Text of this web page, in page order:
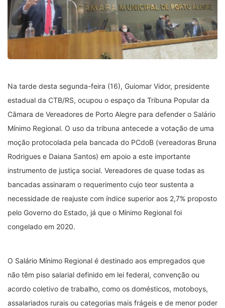
Na tarde desta segunda-feira (16), Guiomar Vidor, presidente
estadual da CTB/RS, ocupou o espaço da Tribuna Popular da
Câmara de Vereadores de Porto Alegre para defender o Salário
Mínimo Regional. O uso da tribuna antecede a votação de uma
moção protocolada pela bancada do PCdoB (vereadoras Bruna
Rodrigues e Daiana Santos) em apoio a este importante
instrumento de justiça social. Vereadores de quase todas as
bancadas assinaram o requerimento cujo teor sustenta a
necessidade de reajuste com índice superior aos 2,7% proposto
pelo Governo do Estado, já que o Mínimo Regional foi
congelado em 2020.
O Salário Mínimo Regional é destinado aos empregados que
não têm piso salarial definido em lei federal, convenção ou
acordo coletivo de trabalho, como os domésticos, motoboys,
assalariados rurais ou categorias mais frágeis e de menor poder